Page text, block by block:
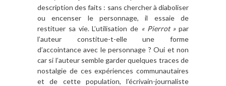
description des faits : sans chercher à diaboliser
ou encenser le personnage, il essaie de
restituer sa vie. L’utilisation de « Pierrot »par
l’auteur constitue-t-elle une forme
d’accointance avec le personnage ? Oui et non
car si l’auteur semble garder quelques traces de
nostalgie de ces expériences communautaires
et de cette population, l’écrivain-journaliste